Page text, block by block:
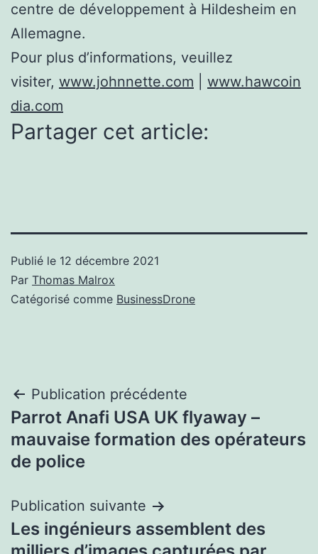
centre de développement à Hildesheim en
Allemagne.
Pour plus d’informations, veuillez
visiter, www.johnnette.com
www.hawcoin
dia.com
Partager cet article:
Publié le 12 décembre 2021
Par Thomas Malrox
Catégorisé comme BusinessDrone
Navigation
de
l’article
Publication précédente
Parrot Anafi USA UK flyaway –
mauvaise formation des opérateurs
de police
Publication suivante
Les ingénieurs assemblent des